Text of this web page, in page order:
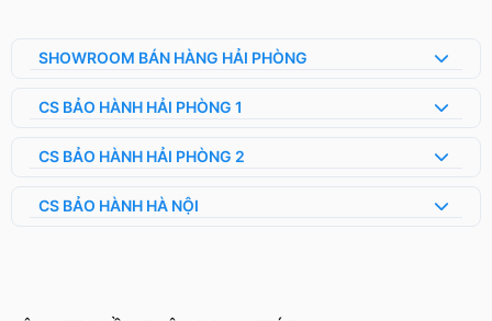
SHOWROOM BÁN HÀNG HẢI PHÒNG
CS BẢO HÀNH HẢI PHÒNG 1
CS BẢO HÀNH HẢI PHÒNG 2
CS BẢO HÀNH HÀ NỘI